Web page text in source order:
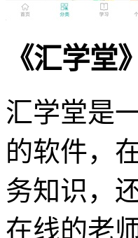
《汇学堂
汇学堂是
的软件，
务知识，
在线的老